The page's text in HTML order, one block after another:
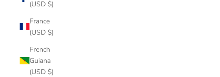
(USD $)
France
(USD $)
French
Guiana
(USD $)